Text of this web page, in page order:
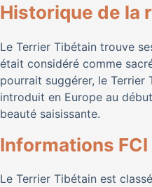
Historique de la
Le Terrier Tibétain trouve
était considéré comme
pourrait suggérer, le Terrier
introduit en Europe au
beauté saisissante.
Informations FCI
Le Terrier Tibétain est